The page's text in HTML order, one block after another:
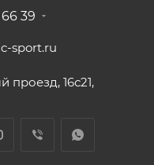
39
sport.ru
проезд, 16с21,